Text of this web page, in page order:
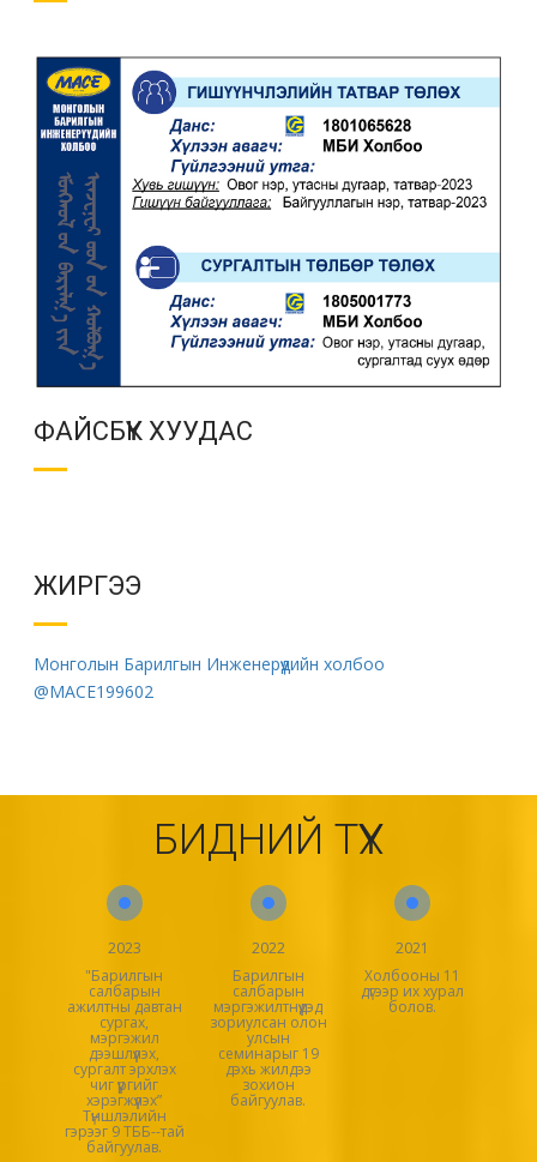
ФАЙСБҮҮК ХУУДАС
ЖИРГЭЭ
Монголын Барилгын Инженерүүдийн холбоо
@MACE199602
БИДНИЙ ТҮҮХ
2023
"Барилгын
салбарын
ажилтны давтан
сургах,
мэргэжил
дээшлүүлэх,
сургалт эрхлэх
чиг үүргийг
хэрэгжүүлэх”
Түншлэлийн
гэрээг 9 ТББ--тай
байгуулав.
2022
Барилгын
салбарын
мэргэжилтнүүдэд
зориулсан олон
улсын
семинарыг 19
дэхь жилдээ
зохион
байгуулав.
2021
Холбооны 11
дүгээр их хурал
болов.